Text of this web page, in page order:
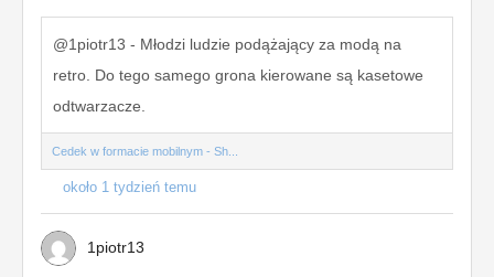
@1piotr13 - Młodzi ludzie podążający za modą na
retro. Do tego samego grona kierowane są kasetowe
odtwarzacze.
Cedek w formacie mobilnym - Sh...
około 1 tydzień temu
1piotr13